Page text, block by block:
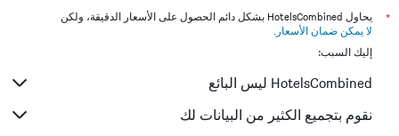
*
يحاول HotelsCombined بشكل دائم الحصول على الأسعار الدقيقة، ولكن
لا يمكن ضمان الأسعار .
إليك السبب:
HotelsCombined ليس البائع
نقوم بتجميع الكثير من البيانات لك